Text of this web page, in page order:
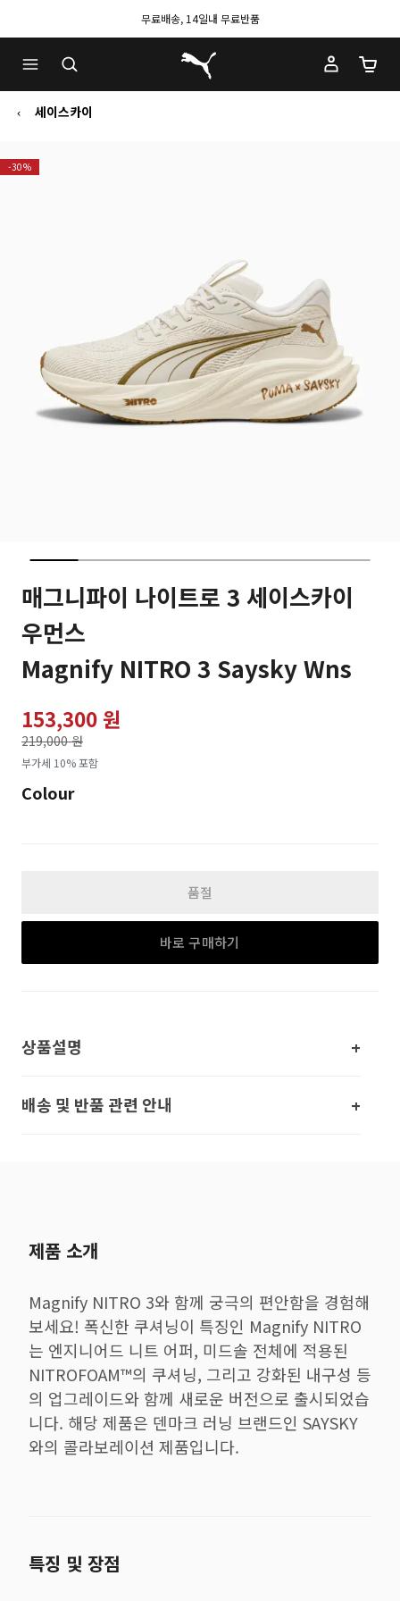
무료배송, 14일내 무료반품
푸마 홈
장바
세이스카이
-30%
매그니파이 나이트로 3 세이스카이
우먼스
Magnify NITRO 3 Saysky Wns
153,300 원
219,000 원
로
부가세 10% 포함
Colour
품절
바로 구매하기
상품설명
배송 및 반품 관련 안내
제품 소개
Magnify NITRO 3와 함께 궁극의 편안함을 경험해
보세요! 폭신한 쿠셔닝이 특징인 Magnify NITRO
는 엔지니어드 니트 어퍼, 미드솔 전체에 적용된
NITROFOAM™의 쿠셔닝, 그리고 강화된 내구성 등
의 업그레이드와 함께 새로운 버전으로 출시되었습
니다. 해당 제품은 덴마크 러닝 브랜드인 SAYSKY
와의 콜라보레이션 제품입니다.
특징 및 장점